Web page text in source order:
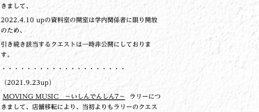
きまして、
2022.4.10 upの資料室の開室は学内関係者に限り開放
のため、
引き続き該当するクエストは一時非公開にしておりま
す。
・・・・・・・・・・・・・・・・・・・・
（2021.9.23up）
MOVING MUSIC ～いしんでんしん7～ ラリーにつ
きまして、店舗移転により、当初よりもラリーのクエス